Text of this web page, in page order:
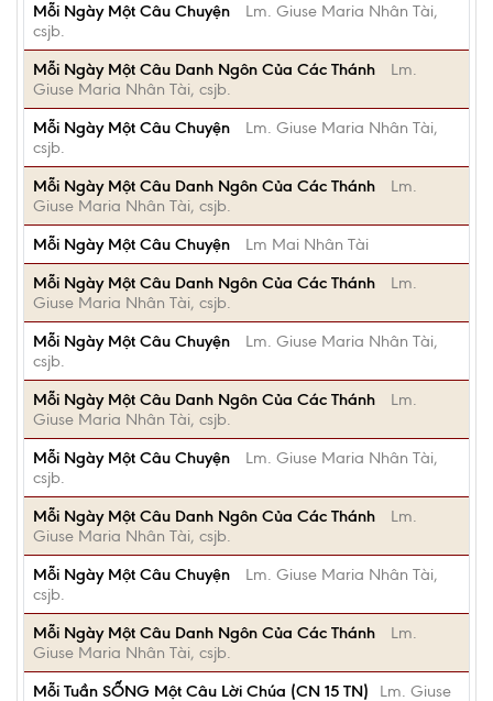
Mỗi Ngày Một Câu Chuyện
Lm. Giuse Maria Nhân Tài,
csjb.
Mỗi Ngày Một Câu Danh Ngôn Của Các Thánh
Lm.
Giuse Maria Nhân Tài, csjb.
Mỗi Ngày Một Câu Chuyện
Lm. Giuse Maria Nhân Tài,
csjb.
Mỗi Ngày Một Câu Danh Ngôn Của Các Thánh
Lm.
Giuse Maria Nhân Tài, csjb.
Mỗi Ngày Một Câu Chuyện
Lm Mai Nhân Tài
Mỗi Ngày Một Câu Danh Ngôn Của Các Thánh
Lm.
Giuse Maria Nhân Tài, csjb.
Mỗi Ngày Một Câu Chuyện
Lm. Giuse Maria Nhân Tài,
csjb.
Mỗi Ngày Một Câu Danh Ngôn Của Các Thánh
Lm.
Giuse Maria Nhân Tài, csjb.
Mỗi Ngày Một Câu Chuyện
Lm. Giuse Maria Nhân Tài,
csjb.
Mỗi Ngày Một Câu Danh Ngôn Của Các Thánh
Lm.
Giuse Maria Nhân Tài, csjb.
Mỗi Ngày Một Câu Chuyện
Lm. Giuse Maria Nhân Tài,
csjb.
Mỗi Ngày Một Câu Danh Ngôn Của Các Thánh
Lm.
Giuse Maria Nhân Tài, csjb.
Mỗi Tuần SỐNG Một Câu Lời Chúa (CN 15 TN)
Lm. Giuse